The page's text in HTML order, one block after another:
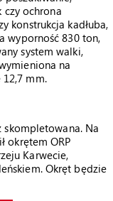
czy ochrona
konstrukcja kadłuba,
wyporność 830 ton,
system walki,
na
mm.
skompletowana. Na
okrętem ORP
Karwecie,
Okręt będzie